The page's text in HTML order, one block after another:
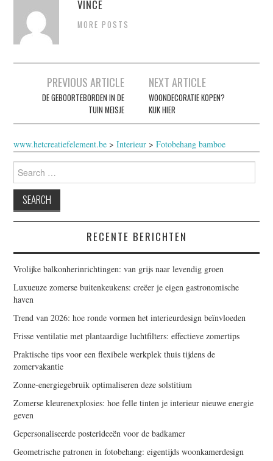
VINCE
MORE POSTS
navigation
PREVIOUS ARTICLE
DE GEBOORTEBORDEN IN DE
TUIN MEISJE
NEXT ARTICLE
WOONDECORATIE KOPEN?
KIJK HIER
www.hetcreatiefelement.be >Interieur >Fotobehang bamboe
for:
RECENTE BERICHTEN
Vrolijke balkonherinrichtingen: van grijs naar levendig groen
Luxueuze zomerse buitenkeukens: creëer je eigen gastronomische
haven
Trend van 2026: hoe ronde vormen het interieurdesign beïnvloeden
Frisse ventilatie met plantaardige luchtfilters: effectieve zomertips
Praktische tips voor een flexibele werkplek thuis tijdens de
zomervakantie
Zonne-energiegebruik optimaliseren deze solstitium
Zomerse kleurenexplosies: hoe felle tinten je interieur nieuwe energie
geven
Gepersonaliseerde posterideeën voor de badkamer
Geometrische patronen in fotobehang: eigentijds woonkamerdesign